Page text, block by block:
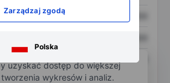
Zarządzaj zgodą
Polska
XXXXXXX
XXXXXXX
uzyskać dostęp do większej
wykresów i analiz.